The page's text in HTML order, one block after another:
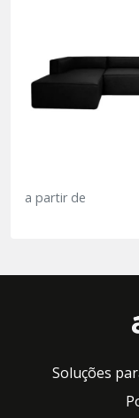
a partir de
Soluções